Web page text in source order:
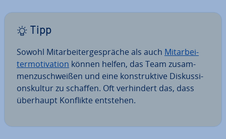
Tipp
Sowohl Mit­ar­bei­ter­ge­sprä­che als auch Mit­ar­bei­
ter­mo­ti­va­ti­on können helfen, das Team zu­sam­
men­zu­schwei­ßen und eine kon­struk­ti­ve Dis­kus­si­
ons­kul­tur zu schaffen. Oft ver­hin­dert das, dass
überhaupt Konflikte entstehen.